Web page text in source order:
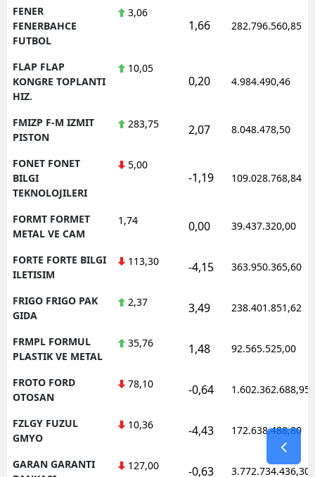
FENER
FENERBAHCE
FUTBOL
3,06
1,66 282.796.560,85
FLAP FLAP
KONGRE TOPLANTI
HIZ.
10,05
0,20 4.984.490,46
FMIZP F-M IZMIT
PISTON
283,75 2,07 8.048.478,50
FONET FONET
BILGI
TEKNOLOJILERI
5,00
-1,19 109.028.768,84
FORMT FORMET
METAL VE CAM
1,74 0,00 39.437.320,00
FORTE FORTE BILGI
ILETISIM
113,30 -4,15 363.950.365,60
FRIGO FRIGO PAK
GIDA
2,37 3,49 238.401.851,62
FRMPL FORMUL
PLASTIK VE METAL
35,76 1,48 92.565.525,00
FROTO FORD
OTOSAN
78,10 -0,64 1.602.362.688,95
FZLGY FUZUL
GMYO
10,36 -4,43 172.638.488,80
GARAN GARANTI
127,00 -0,63 3.772.734.436,30